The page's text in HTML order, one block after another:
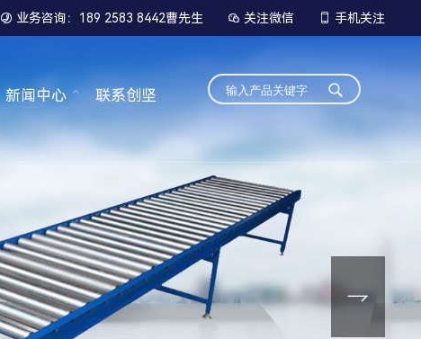
 业务咨询：189 2583 8442曹先生  关注微信  手机关注
新闻中心 联系创坚
